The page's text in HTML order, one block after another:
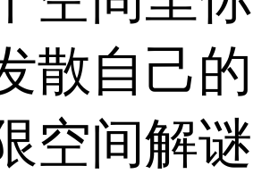
散自己的
空间解谜